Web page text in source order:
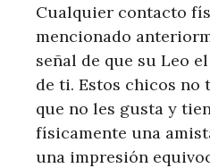
Cualquier contacto
mencionado
señal de que su Leo
de ti. Estos chicos no
que no les gusta y
físicamente una
una impresión